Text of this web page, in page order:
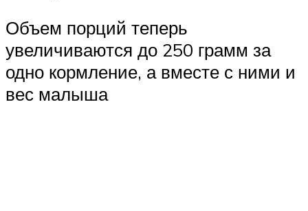
Объем порций теперь
увеличиваются до 250 грамм за
одно кормление, а вместе с ними и
вес малыша